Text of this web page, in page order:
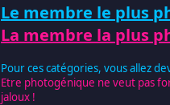
Le membre le plus
La membre la plus
Pour ces catégories, vous allez
Etre photogénique ne veut pas
jaloux !